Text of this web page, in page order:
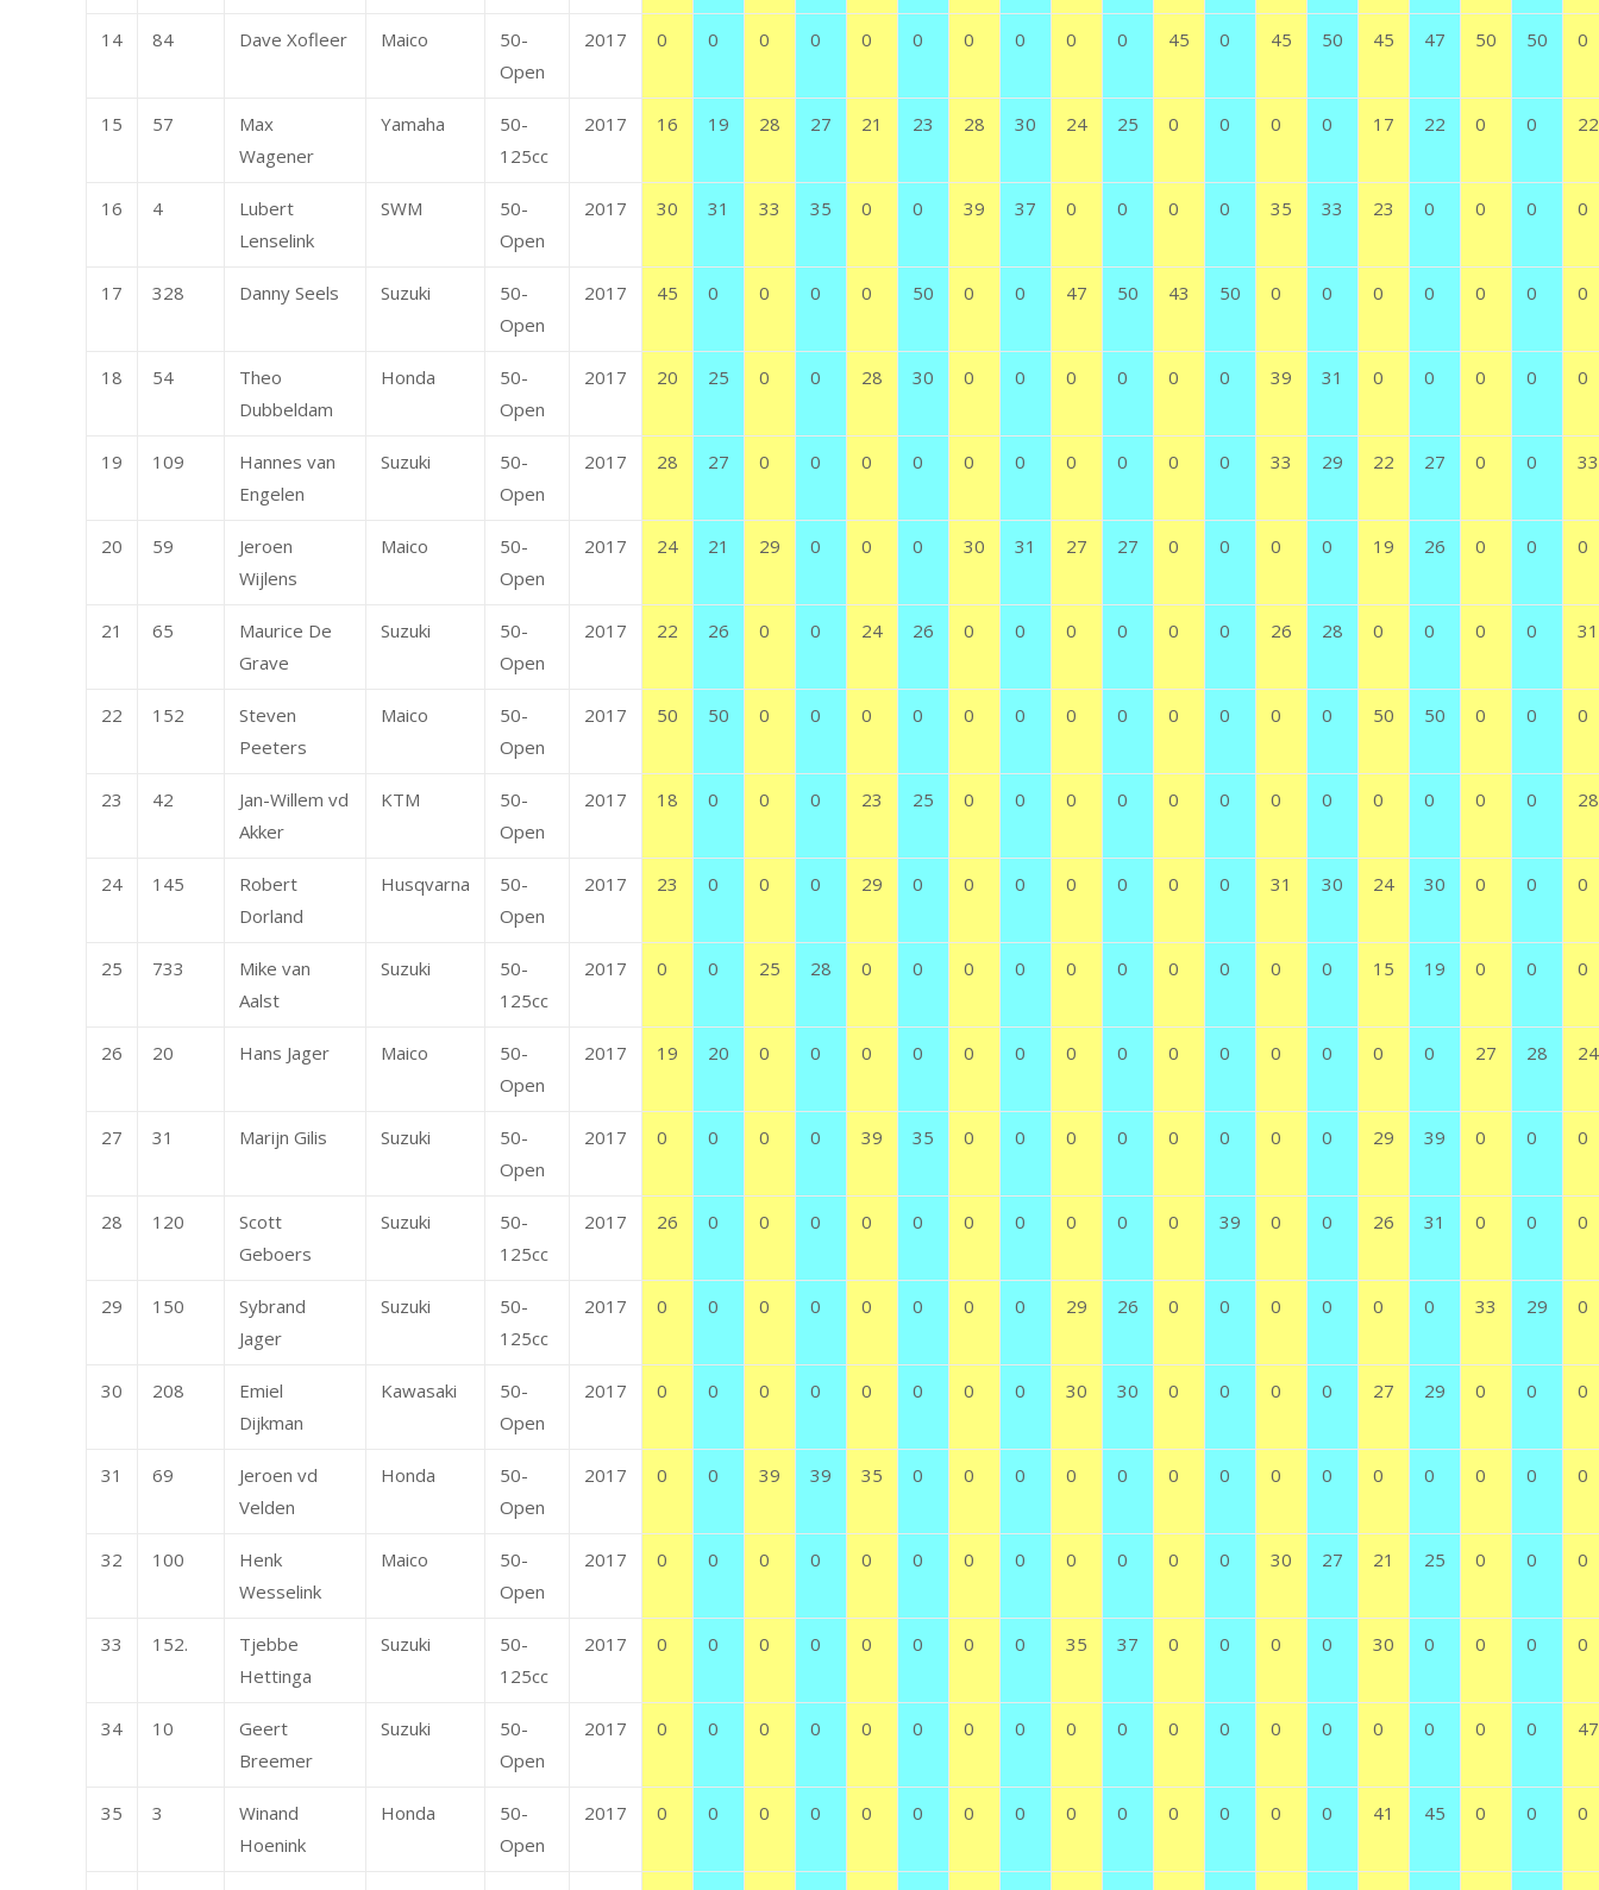
14 84 Dave Xofleer Maico
50-
Open
2017 0 0 0 0 0 0 0 0 0 0 45 0 45 50 45 47 50 50 0
15 57
Max
Wagener
Yamaha
50-
125cc
2017 16 19 28 27 21 23 28 30 24 25 0 0 0 0 17 22 0 0 22
16 4
Lubert
Lenselink
SWM
50-
Open
2017 30 31 33 35 0 0 39 37 0 0 0 0 35 33 23 0 0 0 0
17 328 Danny Seels Suzuki
50-
Open
2017 45 0 0 0 0 50 0 0 47 50 43 50 0 0 0 0 0 0 0
18 54
Theo
Dubbeldam
Honda
50-
Open
2017 20 25 0 0 28 30 0 0 0 0 0 0 39 31 0 0 0 0 0
19 109
Hannes van
Engelen
Suzuki
50-
Open
2017 28 27 0 0 0 0 0 0 0 0 0 0 33 29 22 27 0 0 33
20 59
Jeroen
Wijlens
Maico
50-
Open
2017 24 21 29 0 0 0 30 31 27 27 0 0 0 0 19 26 0 0 0
21 65
Maurice De
Grave
Suzuki
50-
Open
2017 22 26 0 0 24 26 0 0 0 0 0 0 26 28 0 0 0 0 31
22 152
Steven
Peeters
Maico
50-
Open
2017 50 50 0 0 0 0 0 0 0 0 0 0 0 0 50 50 0 0 0
23 42
Jan-Willem vd
Akker
KTM
50-
Open
2017 18 0 0 0 23 25 0 0 0 0 0 0 0 0 0 0 0 0 28
24 145
Robert
Dorland
Husqvarna
50-
Open
2017 23 0 0 0 29 0 0 0 0 0 0 0 31 30 24 30 0 0 0
25 733
Mike van
Aalst
Suzuki
50-
125cc
2017 0 0 25 28 0 0 0 0 0 0 0 0 0 0 15 19 0 0 0
26 20 Hans Jager Maico
50-
Open
2017 19 20 0 0 0 0 0 0 0 0 0 0 0 0 0 0 27 28 24
27 31 Marijn Gilis Suzuki
50-
Open
2017 0 0 0 0 39 35 0 0 0 0 0 0 0 0 29 39 0 0 0
28 120
Scott
Geboers
Suzuki
50-
125cc
2017 26 0 0 0 0 0 0 0 0 0 0 39 0 0 26 31 0 0 0
29 150
Sybrand
Jager
Suzuki
50-
125cc
2017 0 0 0 0 0 0 0 0 29 26 0 0 0 0 0 0 33 29 0
30 208
Emiel
Dijkman
Kawasaki
50-
Open
2017 0 0 0 0 0 0 0 0 30 30 0 0 0 0 27 29 0 0 0
31 69
Jeroen vd
Velden
Honda
50-
Open
2017 0 0 39 39 35 0 0 0 0 0 0 0 0 0 0 0 0 0 0
32 100
Henk
Wesselink
Maico
50-
Open
2017 0 0 0 0 0 0 0 0 0 0 0 0 30 27 21 25 0 0 0
33 152.
Tjebbe
Hettinga
Suzuki
50-
125cc
2017 0 0 0 0 0 0 0 0 35 37 0 0 0 0 30 0 0 0 0
34 10
Geert
Breemer
Suzuki
50-
Open
2017 0 0 0 0 0 0 0 0 0 0 0 0 0 0 0 0 0 0 47
35 3
Winand
Hoenink
Honda
50-
Open
2017 0 0 0 0 0 0 0 0 0 0 0 0 0 0 41 45 0 0 0